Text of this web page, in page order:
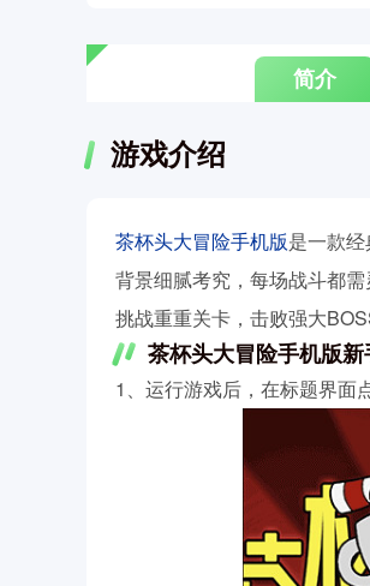
简介
游戏介绍
茶杯头大冒险手机版是一款
背景细腻考究，每场战斗都
挑战重重关卡，击败强大
茶杯头大冒险手机版
1、运行游戏后，在标题界面